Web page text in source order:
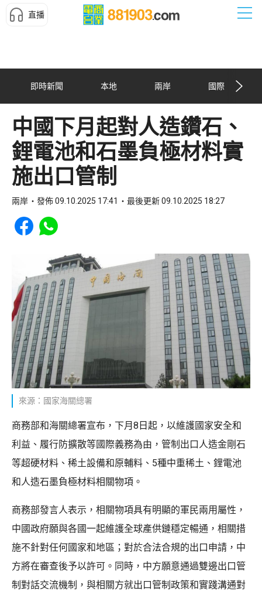
直播
即時新聞 本地 兩岸 國際
中國下月起對人造鑽石、
鋰電池和石墨負極材料實
施出口管制
兩岸 發佈 09.10.2025 17:41 最後更新 09.10.2025 18:27
Share to Facebook
Share to WhatsApp
來源：國家海關總署
商務部和海關總署宣布，下月8日起，以維護國家安全和
利益、履行防擴散等國際義務為由，管制出口人造金剛石
等超硬材料、稀土設備和原輔料、5種中重稀土、鋰電池
和人造石墨負極材料相關物項。
商務部發言人表示，相關物項具有明顯的軍民兩用屬性，
中國政府願與各國一起維護全球產供鏈穩定暢通，相關措
施不針對任何國家和地區；對於合法合規的出口申請，中
方將在審查後予以許可。同時，中方願意通過雙邊出口管
制對話交流機制，與相關方就出口管制政策和實踐溝通對